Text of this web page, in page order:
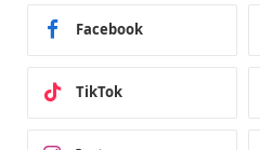
Facebook
TikTok